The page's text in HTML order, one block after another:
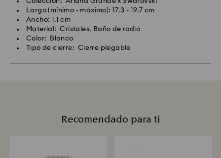
Largo (mínimo - máximo): 17.3 - 19.7 cm
Ancho: 1.1 cm
Material: Cristales, Baño de rodio
Color: Blanco
Tipo de cierre: Cierre plegable
Recomendado para ti